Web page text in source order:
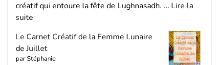
créatif qui entoure la fête de Lughnasadh. … Lire la
suite
Le Carnet Créatif de la Femme Lunaire
de Juillet
par Stéphanie